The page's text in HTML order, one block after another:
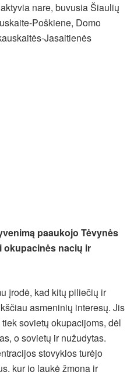
nare, buvusia Šiaulių
Poškiene, Domo
Jasaitienės
paaukojo Tėvynės
okupacinės nacių ir
įrodė, kad kitų piliečių ir
asmeninių interesų. Jis
sovietų okupacijoms, dėl
o sovietų ir nužudytas.
stovyklos turėjo
kur jo laukė žmona ir